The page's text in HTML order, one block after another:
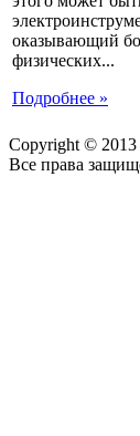
оказывающий
физических...
Подробнее »
Copyright © 2013
Все права